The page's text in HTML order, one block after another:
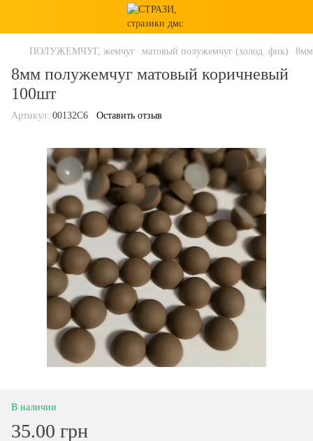
ПОЛУЖЕМЧУГ, жемчуг матовый полужемчуг (холод. фик)
8мм полужемчуг матовый коричневый
100шт
Артикул: 00132С6 Оставить отзыв
В наличии
35.00 грн